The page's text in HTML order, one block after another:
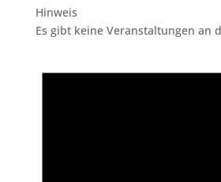
Hinweis
Es gibt keine Veranstaltungen an